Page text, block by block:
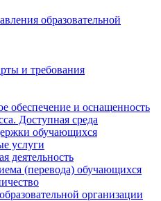
образовательной
и требования
обеспечение и оснащенность
Доступная среда
обучающихся
услуги
деятельность
(перевода) обучающихся
организации